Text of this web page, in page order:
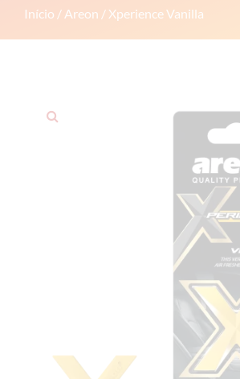
Início / Areon / Xperience Vanilla